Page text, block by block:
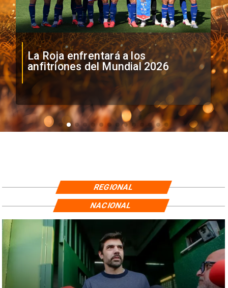
La Roja enfrentará a los
anfitriones del Mundial 2026
REGIONAL
NACIONAL